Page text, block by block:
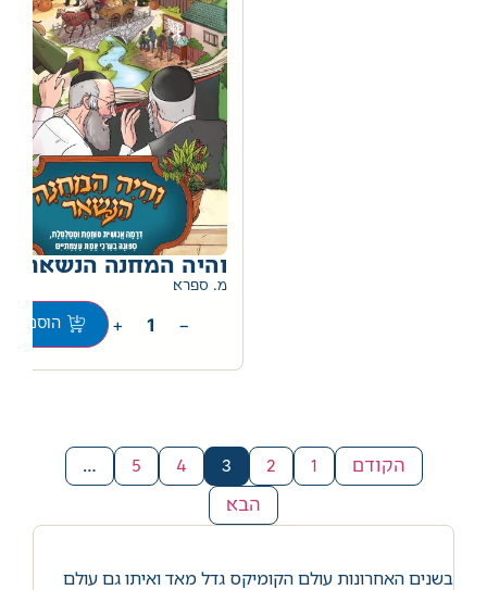
והיה המחנה הנשאר
מ. ספרא
−
+ הוספה
הקודם 1
2
3
4
5
…
הבא
בשנים האחרונות עולם הקומיקס גדל מאד ואיתו גם עולם